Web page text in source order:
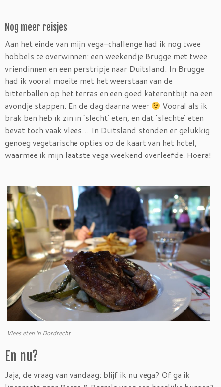
Nog meer reisjes
Aan het einde van mijn vega-challenge had ik nog twee
hobbels te overwinnen: een weekendje Brugge met twee
vriendinnen en een perstripje naar Duitsland. In Brugge
had ik vooral moeite met het weerstaan van de
bitterballen op het terras en een goed katerontbijt na een
avondje stappen. En de dag daarna weer
Vooral als ik
brak ben heb ik zin in ‘slecht’ eten, en dat ‘slechte’ eten
bevat toch vaak vlees… In Duitsland stonden er gelukkig
genoeg vegetarische opties op de kaart van het hotel,
waarmee ik mijn laatste vega weekend overleefde. Hoera!
Vlees eten in Dordrecht
En nu?
Jaja, de vraag van vandaag: blijf ik nu vega? Of ga ik